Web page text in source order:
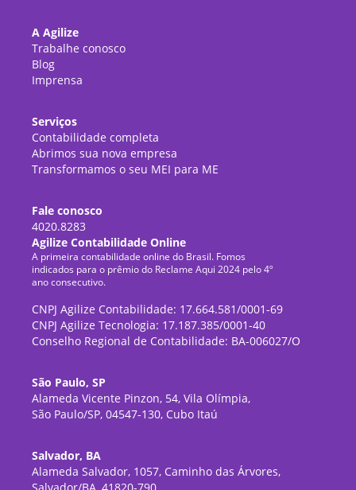
A Agilize
Trabalhe conosco
Blog
Imprensa
Serviços
Contabilidade completa
Abrimos sua nova empresa
Transformamos o seu MEI para ME
Fale conosco
4020.8283
Agilize Contabilidade Online
A primeira contabilidade online do Brasil. Fomos
indicados para o prêmio do Reclame Aqui 2024 pelo 4º
ano consecutivo.
CNPJ Agilize Contabilidade: 17.664.581/0001-69
CNPJ Agilize Tecnologia: 17.187.385/0001-40
Conselho Regional de Contabilidade: BA-006027/O
São Paulo, SP
Alameda Vicente Pinzon, 54, Vila Olímpia,
São Paulo/SP, 04547-130, Cubo Itaú
Salvador, BA
Alameda Salvador, 1057, Caminho das Árvores,